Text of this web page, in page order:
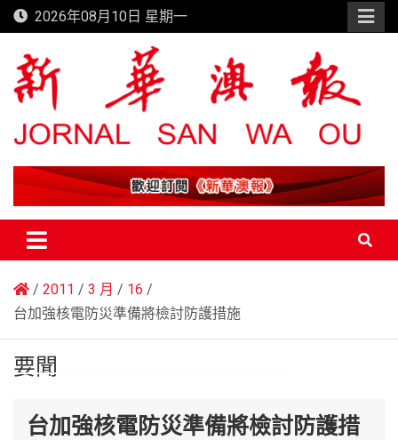
Skip
to
content
2026年08月10日 星期一
新華澳報
2011 3 月
16
台加強核電防災準備將檢討防護措施
要聞
台加強核電防災準備將檢討防護措